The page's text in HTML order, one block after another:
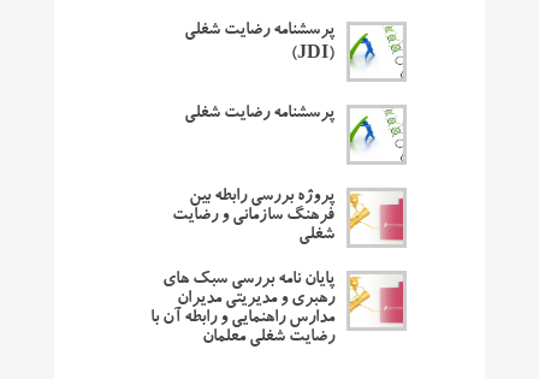
پرسشنامه رضایت شغلی
(JDI)
پرسشنامه رضایت شغلی
پروژه بررسی رابطه بین
فرهنگ سازمانی و رضایت
شغلی
پایان نامه بررسی سبک های
رهبری و مدیریتی مدیران
مدارس راهنمایی و رابطه آن با
رضایت شغلی معلمان